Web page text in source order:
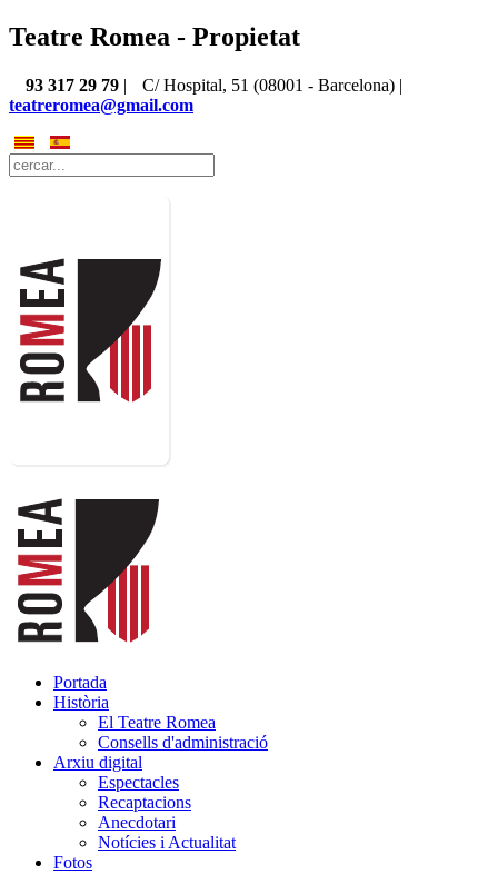
Teatre Romea - Propietat
93 317 29 79 |
C/ Hospital, 51 (08001 - Barcelona) |
teatreromea@gmail.com
Portada
Història
El Teatre Romea
Consells d'administració
Arxiu digital
Espectacles
Recaptacions
Anecdotari
Notícies i Actualitat
Fotos